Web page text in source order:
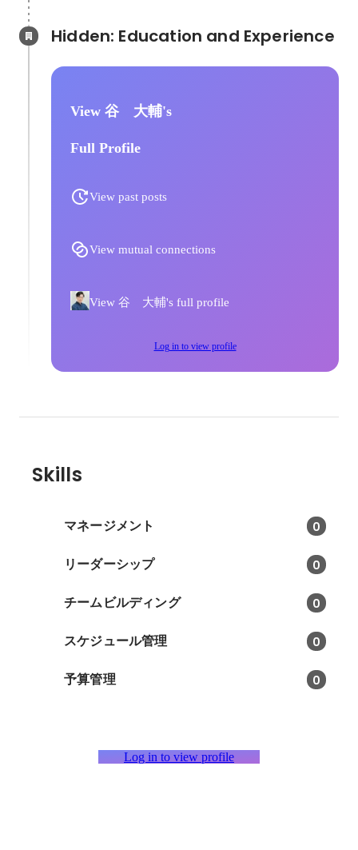
View 谷 大輔's
Full Profile
View past posts
View mutual connections
View 谷 大輔's full profile
Log in to view profile
Skills
マネージメント 0
リーダーシップ 0
チームビルディング 0
スケジュール管理 0
予算管理 0
Log in to view profile